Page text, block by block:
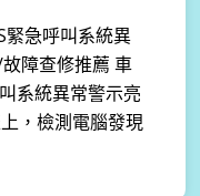
緊急呼叫系統異
障查修推薦 車
系統異常警示亮
，檢測電腦發現